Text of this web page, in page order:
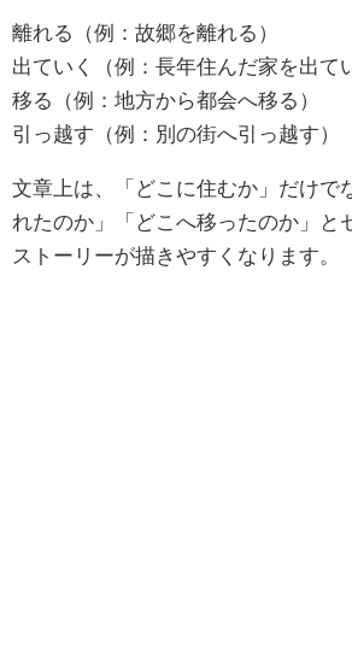
離れる（例：故郷を離れる）
出ていく（例：長年住んだ家を出て
移る（例：地方から都会へ移る）
引っ越す（例：別の街へ引っ越す）
文章上は、「どこに住むか」だけで
れたのか」「どこへ移ったのか」と
ストーリーが描きやすくなります。